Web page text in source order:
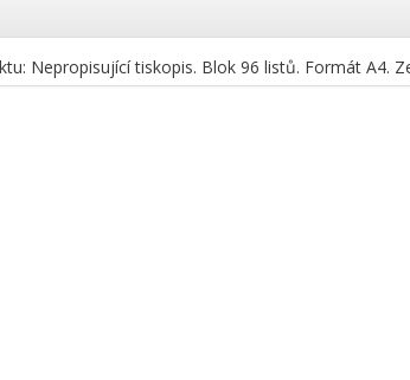
Nepropisující tiskopis. Blok 96 listů. Formát A4.